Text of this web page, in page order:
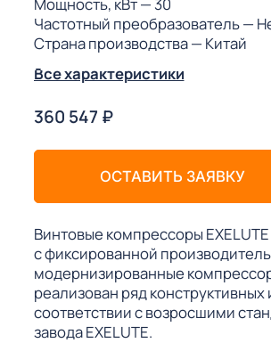
Мощность, кВт— 30
Частотный преобразователь—
Страна производства— Китай
Все характеристики
360 547 ₽
ОСТАВИТЬ ЗАЯВКУ
Винтовые компрессоры
с фиксированной
модернизированные
реализован ряд
соответствии с возросшими
завода EXELUTE.
АИ